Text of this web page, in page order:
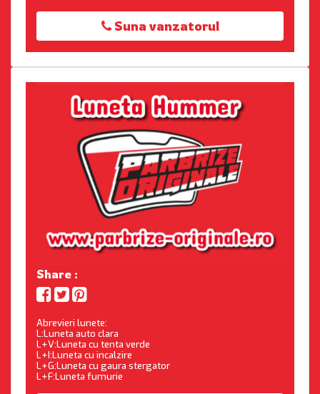
Suna vanzatorul
Share :
Abrevieri lunete:
L:Luneta auto clara
L+V:Luneta cu tenta verde
L+I:Luneta cu incalzire
L+G:Luneta cu gaura stergator
L+F:Luneta fumurie